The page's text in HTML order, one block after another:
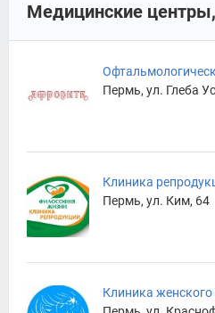
Медицинские
Пермь, ул. Глеба
Клиника
Пермь, ул. Ким, 64
Клиника женского